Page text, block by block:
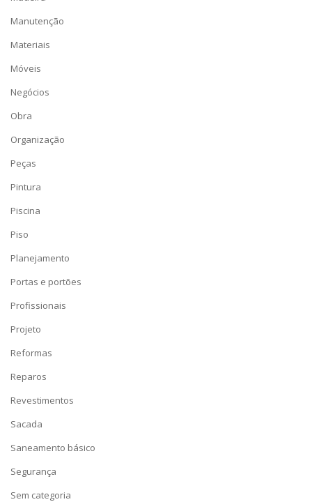
Manutenção
Materiais
Móveis
Negócios
Obra
Organização
Peças
Pintura
Piscina
Piso
Planejamento
Portas e portões
Profissionais
Projeto
Reformas
Reparos
Revestimentos
Sacada
Saneamento básico
Segurança
Sem categoria